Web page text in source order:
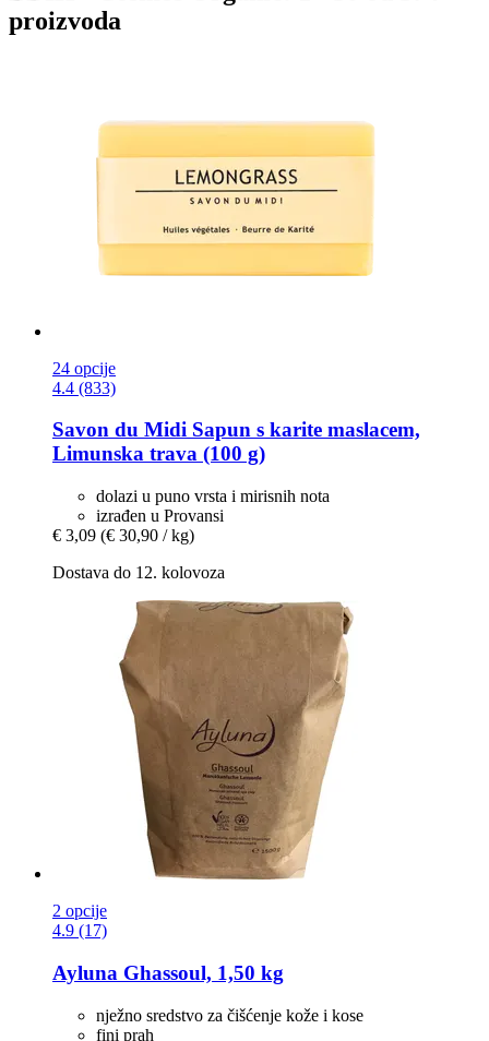
proizvoda
24 opcije
4.4 (833)
Savon du Midi Sapun s karite maslacem,
Limunska trava (100 g)
dolazi u puno vrsta i mirisnih nota
izrađen u Provansi
€ 3,09 (€ 30,90 / kg)
Dostava do 12. kolovoza
2 opcije
4.9 (17)
Ayluna Ghassoul, 1,50 kg
nježno sredstvo za čišćenje kože i kose
fini prah